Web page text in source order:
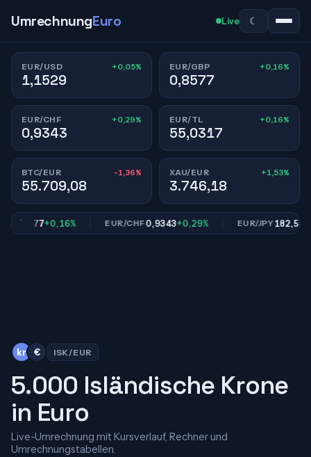
UmrechnungEuro Live ☾
EUR/USD +0,05%
1,1529
EUR/GBP +0,16%
0,8577
EUR/CHF +0,29%
0,9343
EUR/TL +0,16%
55,0317
BTC/EUR -1,36%
55.709,08
XAU/EUR +1,53%
3.746,18
0,8577 +0,16% EUR/CHF0,9343+0,29% EUR/JPY182,54
kr € ISK/EUR
5.000 Isländische Krone
in Euro
Live-Umrechnung mit Kursverlauf, Rechner und
Umrechnungstabellen.